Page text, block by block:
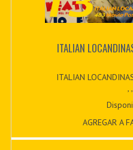
ITALIAN
ITALIAN
AGREGAR A